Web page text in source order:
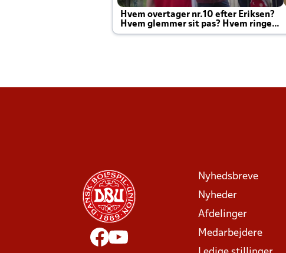
Hvem overtager nr.10 efter Eriksen?
Hvem glemmer sit pas? Hvem ringer
Joachim altid til efter kampe?
Nyhedsbreve
Nyheder
Afdelinger
Medarbejdere